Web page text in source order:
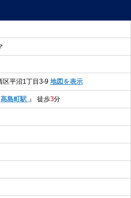
区平沼1丁目3-9 地図を表示
高島町駅 』 徒歩3分